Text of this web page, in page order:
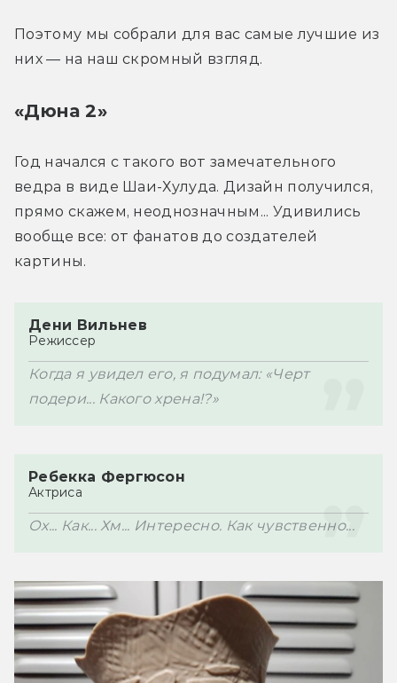
Поэтому мы собрали для вас самые лучшие из
них — на наш скромный взгляд.
«Дюна 2»
Год начался с такого вот замечательного
ведра в виде Шаи-Хулуда. Дизайн получился,
прямо скажем, неоднозначным... Удивились
вообще все: от фанатов до создателей
картины.
Дени Вильнев
Режиссер
Когда я увидел его, я подумал: «Черт
подери... Какого хрена!?»
Ребекка Фергюсон
Актриса
Ох... Как... Хм... Интересно. Как чувственно...